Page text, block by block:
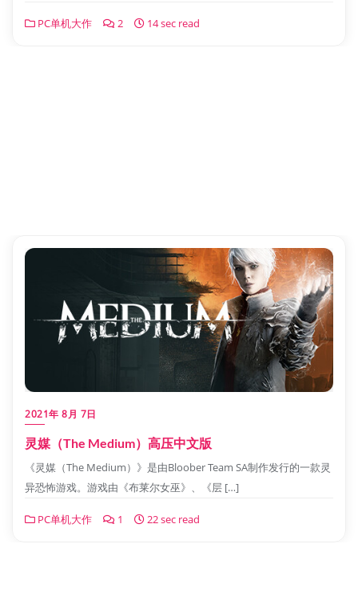
PC单机大作 2 14 sec read
2021年 8月 7日
灵媒（The Medium）高压中文版
《灵媒（The Medium）》是由Bloober Team SA制作发行的一款灵
异恐怖游戏。游戏由《布莱尔女巫》、《层 […]
PC单机大作 1 22 sec read